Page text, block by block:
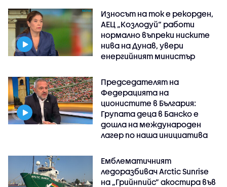
Износът на ток е рекорден,
АЕЦ „Козлодуй“ работи
нормално въпреки ниските
нива на Дунав, увери
енергийният министър
Председателят на
Федерацията на
ционистите в България:
Групата деца в Банско е
дошла на международен
лагер по наша инициатива
Емблематичният
ледоразбивач Arctic Sunrise
на „Грийнпийс” акостира във